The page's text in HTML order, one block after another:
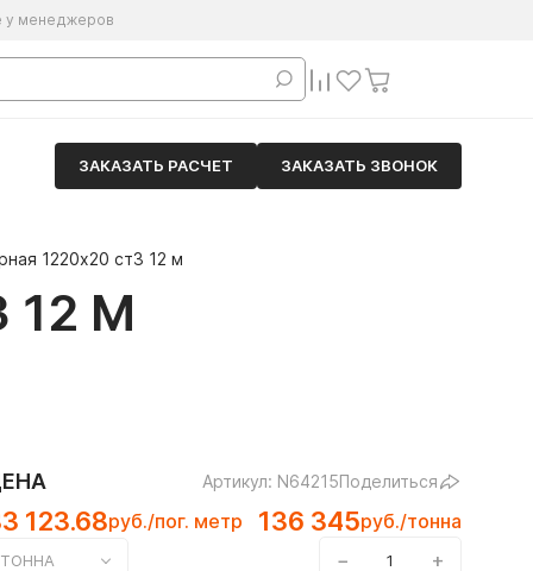
у менеджеров
ЗАКАЗАТЬ РАСЧЕТ ЗАКАЗАТЬ ЗВОНОК
1220х20 ст3 12 м
12 М
Артикул: N64215Поделиться
123.68руб./пог. метр 136 345руб./тонна
ТОННА − +